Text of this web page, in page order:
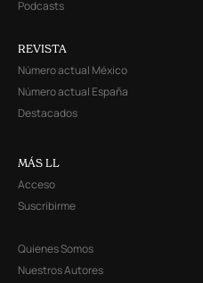
Podcasts
REVISTA
Número actual México
Número actual España
Destacados
MÁS LL
Acceso
Suscribirme
Quienes Somos
Nuestros Autores